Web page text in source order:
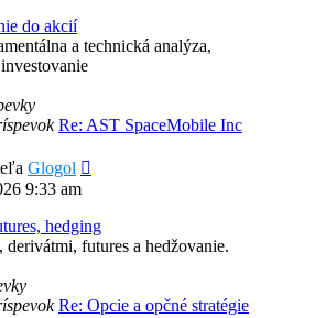
do akcií
a technická analýza,
Re: AST SpaceMobile Inc
Glogol
9:33 am
hedging
derivátmi, futures a hedžovanie.
Re: Opcie a opčné stratégie